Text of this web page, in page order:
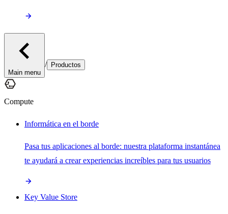
Main menu
/ Productos
Compute
Informática en el borde
Pasa tus aplicaciones al borde: nuestra plataforma instantánea
te ayudará a crear experiencias increíbles para tus usuarios
Key Value Store